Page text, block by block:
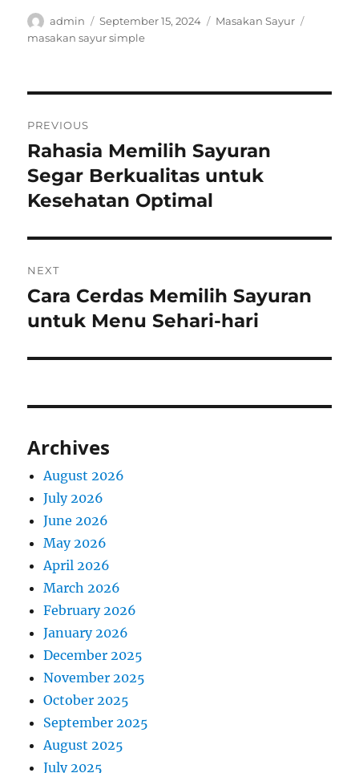
Author
admin
Posted
on
September 15, 2024 Categories
Masakan Sayur
masakan sayur simple
navigation
PREVIOUS
Previous
post:
Rahasia Memilih Sayuran
Segar Berkualitas untuk
Kesehatan Optimal
NEXT
Next
post:
Cara Cerdas Memilih Sayuran
untuk Menu Sehari-hari
Archives
August 2026
July 2026
June 2026
May 2026
April 2026
March 2026
February 2026
January 2026
December 2025
November 2025
October 2025
September 2025
August 2025
July 2025